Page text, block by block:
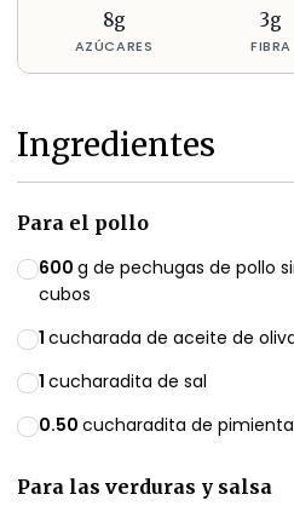
8g
AZÚCARES
3g
FIBRA
Ingredientes
Para el pollo
600 g de pechugas de pollo
cubos
1 cucharada de aceite de
1 cucharadita de sal
0.50 cucharadita de
Para las verduras y salsa